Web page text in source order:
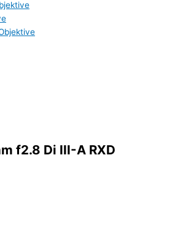
f2.8 Di III-A RXD